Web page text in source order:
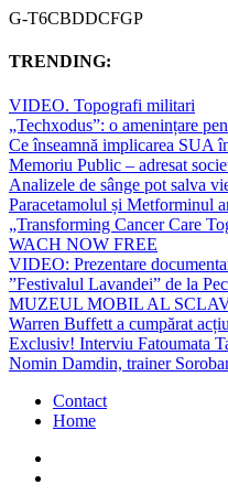
G-T6CBDDCFGP
TRENDING:
VIDEO. Topografi militari
„Techxodus”: o amenințare
Ce înseamnă implicarea SUA
Memoriu Public – adresat
Analizele de sânge pot salva
Paracetamolul și Metforminul
„Transforming Cancer Care
WACH NOW FREE
VIDEO: Prezentare
”Festivalul Lavandei” de la
MUZEUL MOBIL AL
Warren Buffett a cumpărat
Exclusiv! Interviu Fatoumata
Nomin Damdin, trainer
Contact
Home